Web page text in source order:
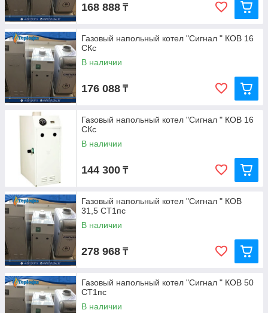
168 888 ₸
Газовый напольный котел "Сигнал " КОВ 16
СКс
В наличии
176 088 ₸
Газовый напольный котел "Сигнал " КОВ 16
СКс
В наличии
144 300 ₸
Газовый напольный котел "Сигнал " КОВ
31,5 СТ1пс
В наличии
278 968 ₸
Газовый напольный котел "Сигнал " КОВ 50
СТ1пс
В наличии